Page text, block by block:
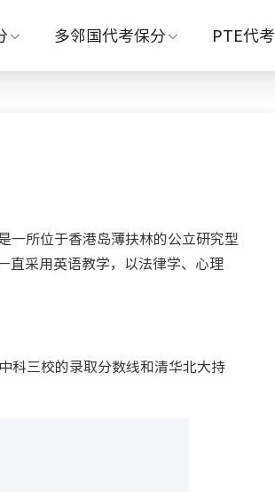
多邻国代考保分 PTE代考
一所位于香港岛薄扶林的公立研究型
采用英语教学，以法律学、心理
科三校的录取分数线和清华北大持